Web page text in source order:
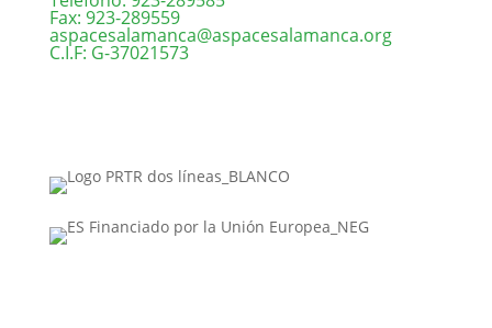
Fax: 923-289559
aspacesalamanca@aspacesalamanca.org
C.I.F: G-37021573